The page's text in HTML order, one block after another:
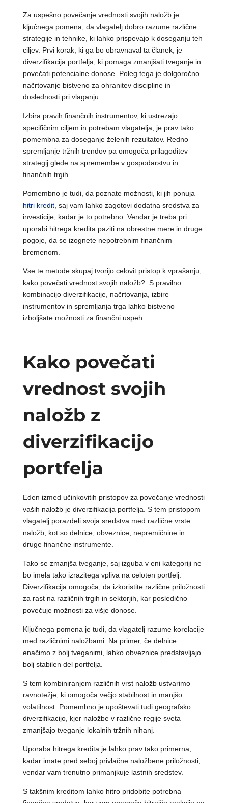
Za uspešno povečanje vrednosti svojih naložb je
ključnega pomena, da vlagatelj dobro razume različne
strategije in tehnike, ki lahko prispevajo k doseganju teh
ciljev. Prvi korak, ki ga bo obravnaval ta članek, je
diverzifikacija portfelja, ki pomaga zmanjšati tveganje in
povečati potencialne donose. Poleg tega je dolgoročno
načrtovanje bistveno za ohranitev discipline in
doslednosti pri vlaganju.
Izbira pravih finančnih instrumentov, ki ustrezajo
specifičnim ciljem in potrebam vlagatelja, je prav tako
pomembna za doseganje želenih rezultatov. Redno
spremljanje tržnih trendov pa omogoča prilagoditev
strategij glede na spremembe v gospodarstvu in
finančnih trgih.
Pomembno je tudi, da poznate možnosti, ki jih ponuja
hitri kredit, saj vam lahko zagotovi dodatna sredstva za
investicije, kadar je to potrebno. Vendar je treba pri
uporabi hitrega kredita paziti na obrestne mere in druge
pogoje, da se izognete nepotrebnim finančnim
bremenom.
Vse te metode skupaj tvorijo celovit pristop k vprašanju,
kako povečati vrednost svojih naložb?. S pravilno
kombinacijo diverzifikacije, načrtovanja, izbire
instrumentov in spremljanja trga lahko bistveno
izboljšate možnosti za finančni uspeh.
Kako povečati
vrednost svojih
naložb z
diverzifikacijo
portfelja
Eden izmed učinkovitih pristopov za povečanje vrednosti
vaših naložb je diverzifikacija portfelja. S tem pristopom
vlagatelj porazdeli svoja sredstva med različne vrste
naložb, kot so delnice, obveznice, nepremičnine in
druge finančne instrumente.
Tako se zmanjša tveganje, saj izguba v eni kategoriji ne
bo imela tako izrazitega vpliva na celoten portfelj.
Diverzifikacija omogoča, da izkoristite različne priložnosti
za rast na različnih trgih in sektorjih, kar posledično
povečuje možnosti za višje donose.
Ključnega pomena je tudi, da vlagatelj razume korelacije
med različnimi naložbami. Na primer, če delnice
enačimo z bolj tveganimi, lahko obveznice predstavljajo
bolj stabilen del portfelja.
S tem kombiniranjem različnih vrst naložb ustvarimo
ravnotežje, ki omogoča večjo stabilnost in manjšo
volatilnost. Pomembno je upoštevati tudi geografsko
diverzifikacijo, kjer naložbe v različne regije sveta
zmanjšajo tveganje lokalnih tržnih nihanj.
Uporaba hitrega kredita je lahko prav tako primerna,
kadar imate pred seboj privlačne naložbene priložnosti,
vendar vam trenutno primanjkuje lastnih sredstev.
S takšnim kreditom lahko hitro pridobite potrebna